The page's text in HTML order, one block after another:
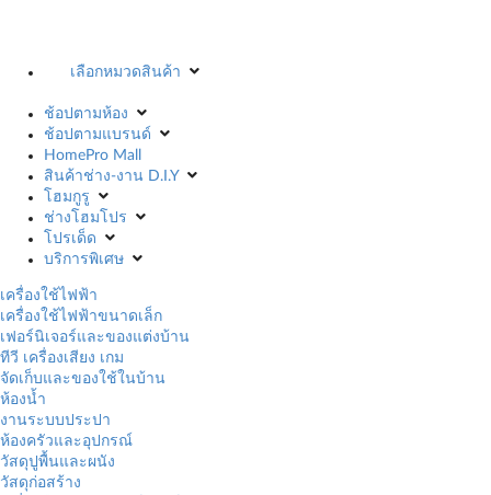
เลือกหมวดสินค้า
ช้อปตามห้อง
ช้อปตามแบรนด์
HomePro Mall
สินค้าช่าง-งาน D.I.Y
โฮมกูรู
ช่างโฮมโปร
โปรเด็ด
บริการพิเศษ
เครื่องใช้ไฟฟ้า
เครื่องใช้ไฟฟ้าขนาดเล็ก
เฟอร์นิเจอร์และของแต่งบ้าน
ทีวี เครื่องเสียง เกม
จัดเก็บและของใช้ในบ้าน
ห้องน้ำ
งานระบบประปา
ห้องครัวและอุปกรณ์
วัสดุปูพื้นและผนัง
วัสดุก่อสร้าง